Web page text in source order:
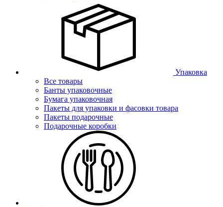
Упаковка
Все товары
Банты упаковочные
Бумага упаковочная
Пакеты для упаковки и фасовки товара
Пакеты подарочные
Подарочные коробки